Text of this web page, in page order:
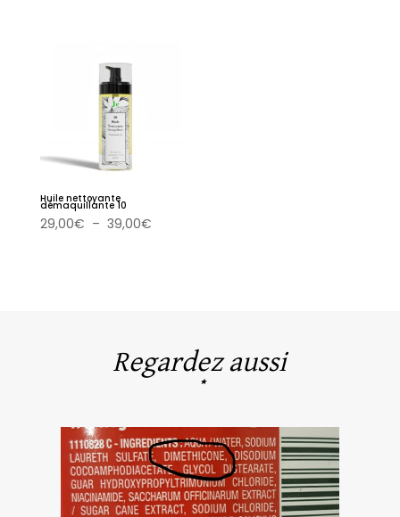
Huile nettoyante
démaquillante 10
29,00€ – 39,00€Plage
Regardez aussi
*